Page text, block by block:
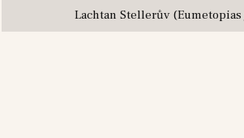
Lachtan Stellerův